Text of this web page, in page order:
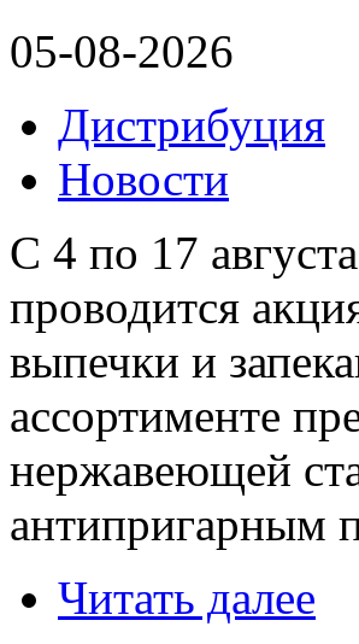
05-08-2026
Дистрибуция
Новости
С 4 по 17
проводится
выпечки и
ассортименте
нержавеющей
антипригарным
Читать далее